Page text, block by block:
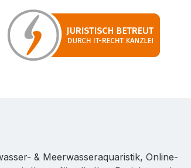
& Meerwasseraquaristik, Online-